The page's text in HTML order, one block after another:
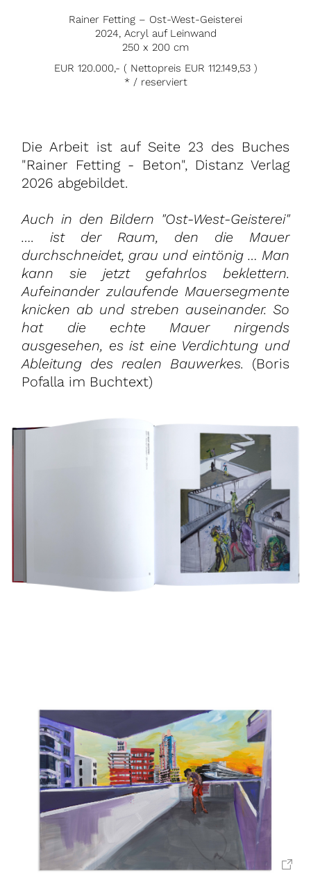
Rainer Fetting – Ost-West-Geisterei
2024, Acryl auf Leinwand
250 x 200 cm
EUR 120.000,- ( Nettopreis EUR 112.149,53 )
* / reserviert
Die Arbeit ist auf Seite 23 des Buches
"Rainer Fetting - Beton", Distanz Verlag
2026 abgebildet.
Auch in den Bildern "Ost-West-Geisterei"
…. ist der Raum, den die Mauer
durchschneidet, grau und eintönig … Man
kann sie jetzt gefahrlos beklettern.
Aufeinander zulaufende Mauersegmente
knicken ab und streben auseinander. So
hat die echte Mauer nirgends
ausgesehen, es ist eine Verdichtung und
Ableitung des realen Bauwerkes. (Boris
Pofalla im Buchtext)